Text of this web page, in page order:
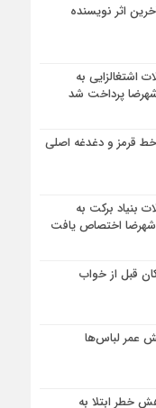
اثر نویسنده
اشتغالزایی به
پرداخت شد
قرمز و دغدغه اصلی
بنیاد برکت به
اختصاص یافت
عمر لباس‌ها
خطر ابتلا به